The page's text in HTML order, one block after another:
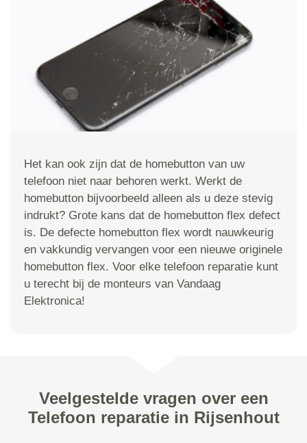
Het kan ook zijn dat de homebutton van uw
telefoon niet naar behoren werkt. Werkt de
homebutton bijvoorbeeld alleen als u deze stevig
indrukt? Grote kans dat de homebutton flex defect
is. De defecte homebutton flex wordt nauwkeurig
en vakkundig vervangen voor een nieuwe originele
homebutton flex. Voor elke telefoon reparatie kunt
u terecht bij de monteurs van Vandaag
Elektronica!
Veelgestelde vragen over een
Telefoon reparatie in Rijsenhout